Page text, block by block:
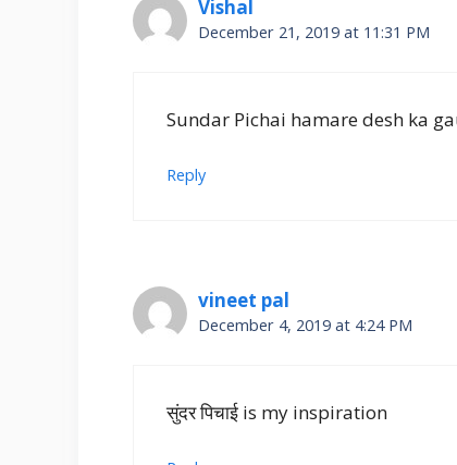
Vishal
December 21, 2019 at 11:31 PM
Sundar Pichai hamare desh ka
Reply
vineet pal
December 4, 2019 at 4:24 PM
सुंदर पिचाई is my inspiration